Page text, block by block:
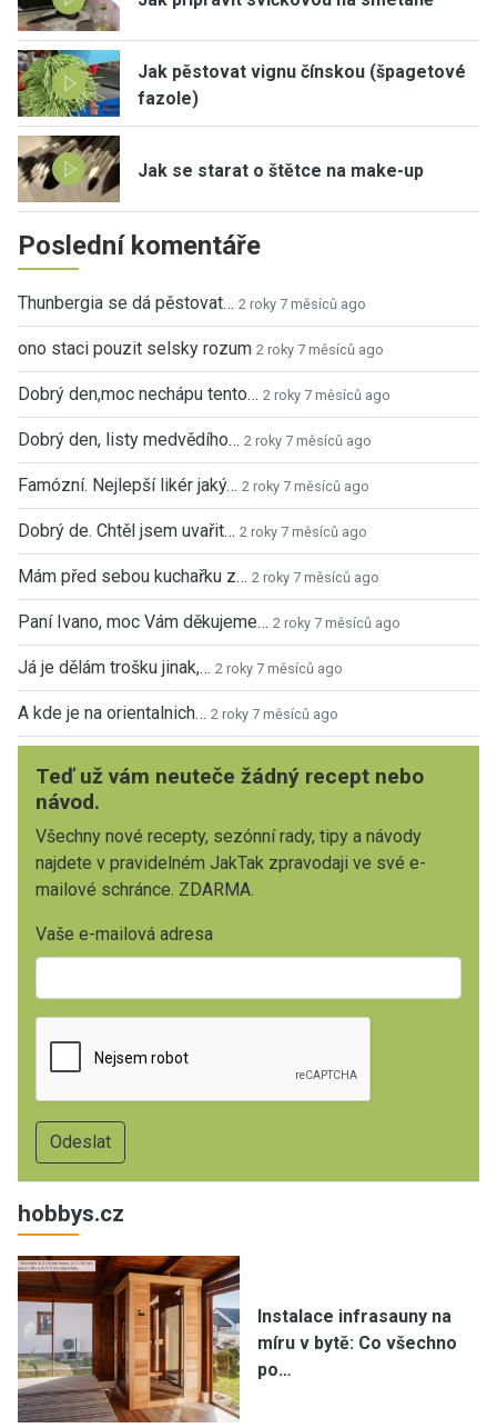
Jak pěstovat vignu čínskou (špagetové
fazole)
Jak se starat o štětce na make-up
Poslední komentáře
Thunbergia se dá pěstovat… 2 roky 7 měsíců ago
ono staci pouzit selsky rozum 2 roky 7 měsíců ago
Dobrý den,moc nechápu tento… 2 roky 7 měsíců ago
Dobrý den, listy medvědího… 2 roky 7 měsíců ago
Famózní. Nejlepší likér jaký… 2 roky 7 měsíců ago
Dobrý de. Chtěl jsem uvařit… 2 roky 7 měsíců ago
Mám před sebou kuchařku z… 2 roky 7 měsíců ago
Paní Ivano, moc Vám děkujeme… 2 roky 7 měsíců ago
Já je dělám trošku jinak,… 2 roky 7 měsíců ago
A kde je na orientalnich… 2 roky 7 měsíců ago
Teď už vám neuteče žádný recept nebo
návod.
Všechny nové recepty, sezónní rady, tipy a návody
najdete v pravidelném JakTak zpravodaji ve své e-
mailové schránce. ZDARMA.
Vaše e-mailová adresa
hobbys.cz
Instalace infrasauny na
míru v bytě: Co všechno
po…